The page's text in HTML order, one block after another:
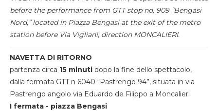
before the performance from GTT stop no. 909 “Bengasi
Nord,” located in Piazza Bengasi at the exit of the metro
station before Via Vigliani, direction MONCALIERI.
NAVETTA DI RITORNO
partenza circa 15 minuti dopo la fine dello spettacolo,
dalla fermata GTT n 6040 “Pastrengo 94”, situata in via
Pastrengo angolo via Eduardo de Filippo a Moncalieri
I fermata - piazza Bengasi